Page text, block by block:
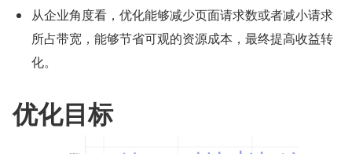
从企业角度看，优化能够减少页面请求数或者减小请求
所占带宽，能够节省可观的资源成本，最终提高收益转
化。
优化目标